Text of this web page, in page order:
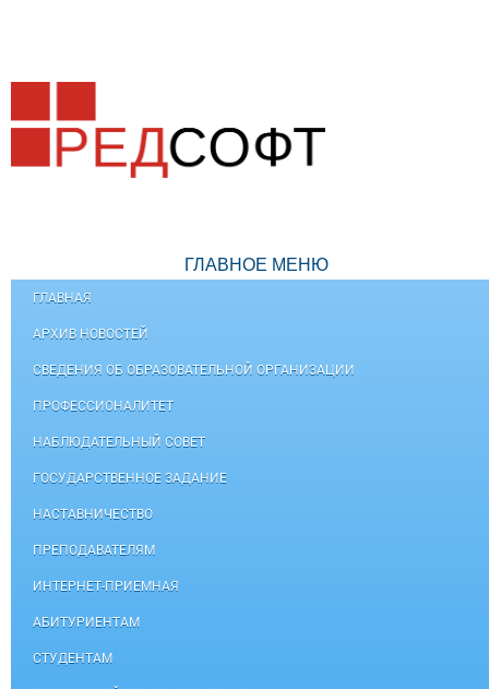
ГЛАВНОЕ МЕНЮ
ГЛАВНАЯ
АРХИВ НОВОСТЕЙ
СВЕДЕНИЯ ОБ ОБРАЗОВАТЕЛЬНОЙ ОРГАНИЗАЦИИ
ПРОФЕССИОНАЛИТЕТ
НАБЛЮДАТЕЛЬНЫЙ СОВЕТ
ГОСУДАРСТВЕННОЕ ЗАДАНИЕ
НАСТАВНИЧЕСТВО
ПРЕПОДАВАТЕЛЯМ
ИНТЕРНЕТ-ПРИЕМНАЯ
АБИТУРИЕНТАМ
СТУДЕНТАМ